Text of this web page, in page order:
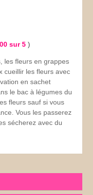
sur 5)
les fleurs en grappes
cueillir les fleurs avec
en sachet
le bac à légumes du
fleurs sauf si vous
Vous les passerez
sécherez avec du